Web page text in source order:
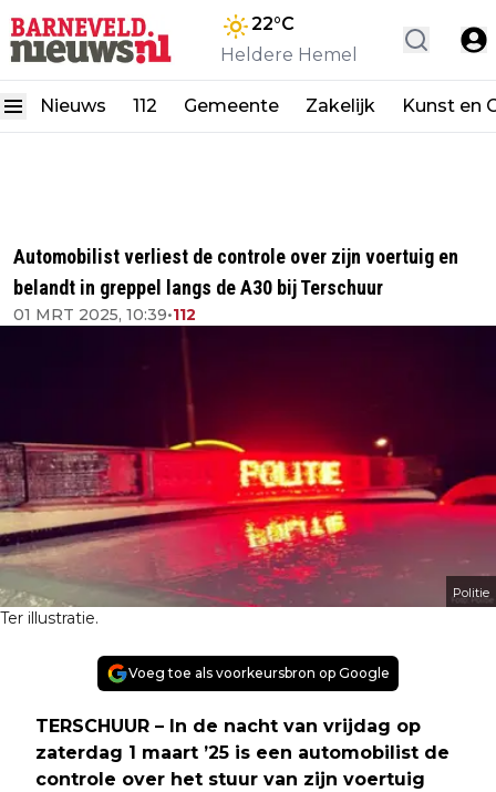
22°C
Heldere Hemel
Nieuws 112 Gemeente Zakelijk Kunst en
Automobilist verliest de controle over zijn voertuig en
belandt in greppel langs de A30 bij Terschuur
01 MRT 2025, 10:39•112
Politie
Ter illustratie.
Voeg toe als voorkeursbron op Google
TERSCHUUR – In de nacht van vrijdag op
zaterdag 1 maart ’25 is een automobilist de
controle over het stuur van zijn voertuig